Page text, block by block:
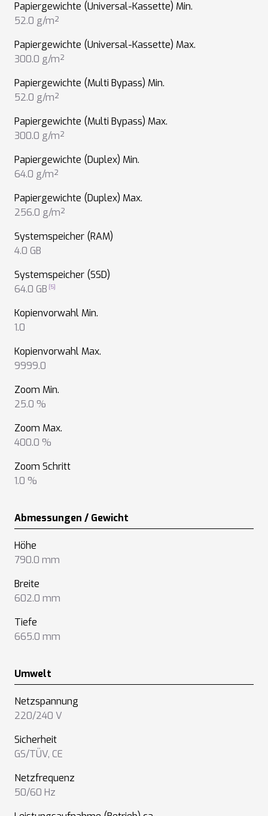
Papiergewichte (Universal-Kassette) Min.
52.0 g/m²
Papiergewichte (Universal-Kassette) Max.
300.0 g/m²
Papiergewichte (Multi Bypass) Min.
52.0 g/m²
Papiergewichte (Multi Bypass) Max.
300.0 g/m²
Papiergewichte (Duplex) Min.
64.0 g/m²
Papiergewichte (Duplex) Max.
256.0 g/m²
Systemspeicher (RAM)
4.0 GB
Systemspeicher (SSD)
64.0 GB
Kopienvorwahl Min.
1.0
Kopienvorwahl Max.
9999.0
Zoom Min.
25.0 %
Zoom Max.
400.0 %
Zoom Schritt
1.0 %
Abmessungen / Gewicht
Höhe
790.0 mm
Breite
602.0 mm
Tiefe
665.0 mm
Umwelt
Netzspannung
220/240 V
Sicherheit
GS/TÜV, CE
Netzfrequenz
50/60 Hz